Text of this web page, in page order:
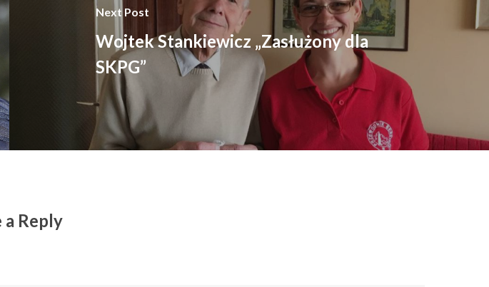
Next Post
Wojtek Stankiewicz „Zasłużony dla
SKPG”
a Reply